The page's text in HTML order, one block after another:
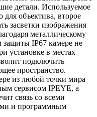
детали. Используемое
для объектива, второе
засветки изображения
металлическому
защиты IP67 камере не
установке в местах
подключить
пространство.
из любой точки мира
сервисом IPEYE, а
связь со всеми
и программным